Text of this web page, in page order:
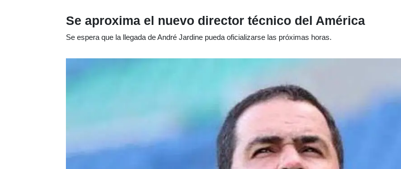
Se aproxima el nuevo director técnico del América
Se espera que la llegada de André Jardine pueda oficializarse las próximas horas.